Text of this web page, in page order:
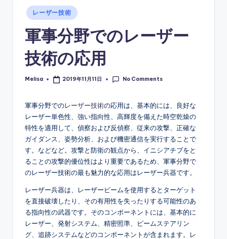
報Posted
in
レーザー技術
軍事分野でのレーザー
技術の応用
Posted
Melisa 2019年11月11日 No Comments
軍事分野でのレーザー技術の応用は、基本的には、良好な
レーザー単色性、強い指向性、高輝度を備えた時空乾燥の
特性を適用して、偵察および反偵察、従来の攻撃、正確な
ガイダンス、姿勢分析、および機密通信を実行することで
す。などなど。攻撃と防衛の観点から、イニシアチブをと
ることの攻撃的優位性はより重要であるため、軍事分野で
のレーザー技術の最も魅力的な応用はレーザー兵器です。
レーザー兵器は、レーザービームを使用するとターゲット
を直接破壊したり、その有用性を失ったりする可能性のあ
る指向性の武器です。そのコンポーネントには、基本的に
レーザー、発射システム、精密照準、ビームステアリン
グ、追跡システムなどのコンポーネントが含まれます。レ